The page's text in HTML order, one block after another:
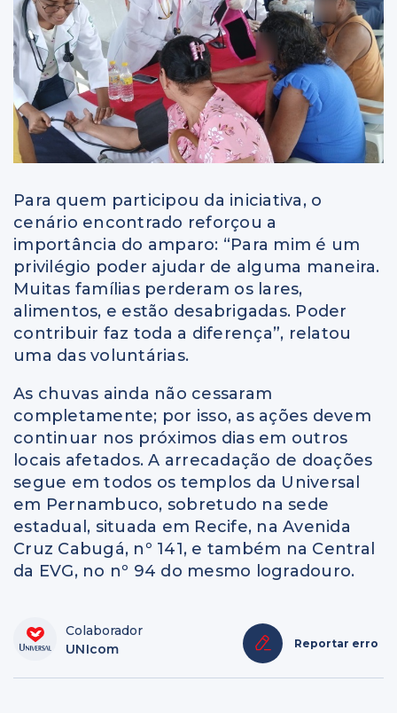
Para quem participou da iniciativa, o
cenário encontrado reforçou a
importância do amparo: “Para mim é um
privilégio poder ajudar de alguma maneira.
Muitas famílias perderam os lares,
alimentos, e estão desabrigadas. Poder
contribuir faz toda a diferença”, relatou
uma das voluntárias.
As chuvas ainda não cessaram
completamente; por isso, as ações devem
continuar nos próximos dias em outros
locais afetados. A arrecadação de doações
segue em todos os templos da Universal
em Pernambuco, sobretudo na sede
estadual, situada em Recife, na Avenida
Cruz Cabugá, nº 141, e também na Central
da EVG, no nº 94 do mesmo logradouro.
Colaborador
UNIcom
Reportar erro